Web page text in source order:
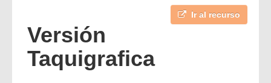
Ir al recurso
Versión
Taquigrafica